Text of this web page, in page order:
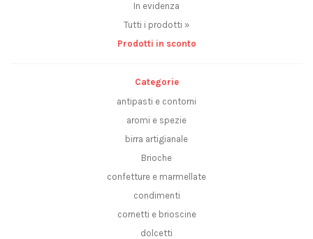
In evidenza
Tutti i prodotti »
Prodotti in sconto
Categorie
antipasti e contorni
aromi e spezie
birra artigianale
Brioche
confetture e marmellate
condimenti
cornetti e brioscine
dolcetti